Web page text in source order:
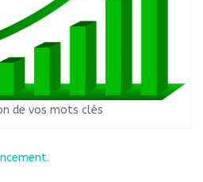
de vos mots clés